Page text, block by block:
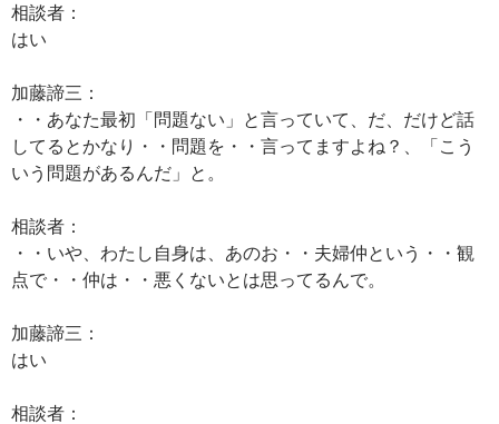
相談者：
はい
加藤諦三：
・・あなた最初「問題ない」と言っていて、だ、だけど話
してるとかなり・・問題を・・言ってますよね？、「こう
いう問題があるんだ」と。
相談者：
・・いや、わたし自身は、あのお・・夫婦仲という・・観
点で・・仲は・・悪くないとは思ってるんで。
加藤諦三：
はい
相談者：